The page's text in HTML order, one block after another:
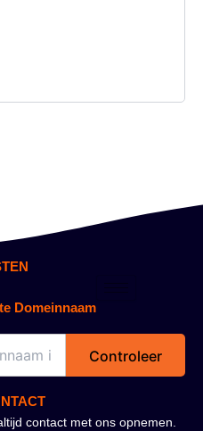
Domeinnaam
Controleer
contact met ons opnemen.